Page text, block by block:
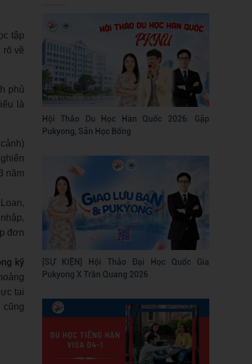
tập
rõ về
phủ
là
năm
đơn
kỹ
tại
cũng
Hội Thảo Du Học Hàn Quốc 2026: Gặp
Pukyong, Săn Học Bổng
[SỰ KIỆN] Hội Thảo Đại Học Quốc Gia
Pukyong X Trần Quang 2026